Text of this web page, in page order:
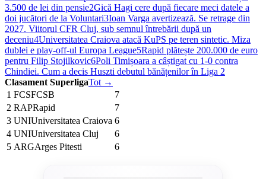
3.500 de lei din pensie2Gică Hagi cere după fiecare meci datele a
doi jucători de la Voluntari3Ioan Varga avertizează. Se retrage din
2027. Viitorul CFR Cluj, sub semnul întrebării după un
deceniu4Universitatea Craiova atacă KuPS pe teren sintetic. Miza
dublei e play-off-ul Europa League5Rapid plătește 200.000 de euro
pentru Filip Stojilkovic6Poli Timișoara a câștigat cu 1-0 contra
Chindiei. Cum a decis Huszti debutul bănățenilor în Liga 2
Clasament SuperligaTot →
1 FCSFCSB
7
2 RAPRapid
7
3 UNIUniversitatea Craiova 6
4 UNIUniversitatea Cluj
6
5 ARGArges Pitesti 6